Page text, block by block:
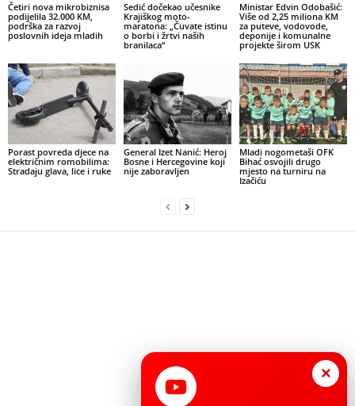
Četiri nova mikrobiznisa
podijelila 32.000 KM,
podrška za razvoj
poslovnih ideja mladih
Sedić dočekao učesnike
Krajiškog moto-
maratona: „Čuvate istinu
o borbi i žrtvi naših
branilaca“
Ministar Edvin Odobašić:
Više od 2,25 miliona KM
za puteve, vodovode,
deponije i komunalne
projekte širom USK
Porast povreda djece na
električnim romobilima:
Stradaju glava, lice i ruke
General Izet Nanić: Heroj
Bosne i Hercegovine koji
nije zaboravljen
Mladi nogometaši OFK
Bihać osvojili drugo
mjesto na turniru na
Izačiću
×